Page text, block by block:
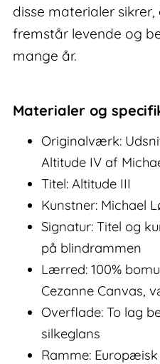
disse materialer
fremstår levende og
mange år.
Materialer og
Originalværk:
Altitude IV af
Titel: Altitude III
Kunstner: Michael
Signatur: Titel og
på blindrammen
Lærred: 100%
Cezanne Canvas,
Overflade: To lag
silkeglans
Ramme: